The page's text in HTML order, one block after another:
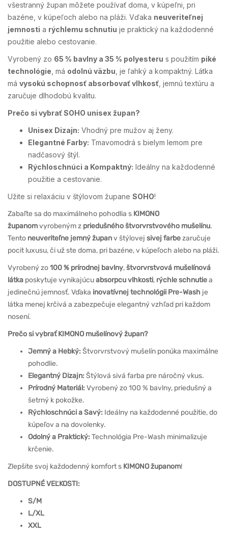
všestranný župan môžete používať doma, v kúpeľni, pri
bazéne, v kúpeľoch alebo na pláži. Vďaka neuveriteľnej
jemnosti a rýchlemu schnutiu je praktický na každodenné
použitie alebo cestovanie.
Vyrobený zo 65 % bavlny a 35 % polyesteru s použitím piké
technológie , má odolnú väzbu , je ľahký a kompaktný. Látka
má vysokú schopnosť absorbovať vlhkosť , jemnú textúru a
zaručuje dlhodobú kvalitu.
Prečo si vybrať SOHO unisex župan?
Unisex Dizajn: Vhodný pre mužov aj ženy.
Elegantné Farby: Tmavomodrá s bielym lemom pre
nadčasový štýl.
Rýchloschnúci a Kompaktný: Ideálny na každodenné
použitie a cestovanie.
Užite si relaxáciu v štýlovom župane SOHO!
Zabaľte sa do maximálneho pohodlia s KIMONO
županomvyrobeným z priedušného štvorvrstvového mušelínu.
Tento neuveriteľne jemný županv štýlovej sivej farbezaručuje
pocit luxusu, či už ste doma, pri bazéne, v kúpeľoch alebo na pláži.
Vyrobený zo100 % prírodnej bavlny,štvorvrstvová mušelínová
látka poskytuje vynikajúcuabsorpcu vlhkosti, rýchle schnutiea
jedinečnú jemnosť. Vďaka inovatívnej technológii Pre-Wash je
látka menej krčivá a zabezpečuje elegantný vzhľad pri každom
nosení.
Prečo si vybrať KIMONO mušelínový župan?
Jemný a Hebký: Štvorvrstvový mušelín ponúka maximálne
pohodlie.
Elegantný Dizajn: Štýlová sivá farba pre náročný vkus.
Prírodný Materiál: Vyrobený zo 100 % bavlny, priedušný a
šetrný k pokožke.
Rýchloschnúci a Savý: Ideálny na každodenné použitie, do
kúpeľov a na dovolenky.
Odolný a Praktický: Technológia Pre-Wash minimalizuje
krčenie.
Zlepšite svoj každodenný komfort s KIMONO županom!
DOSTUPNÉ VEĽKOSTI:
S/M
L/XL
XXL